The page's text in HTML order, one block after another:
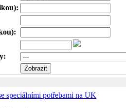
speciálními potřebami na UK